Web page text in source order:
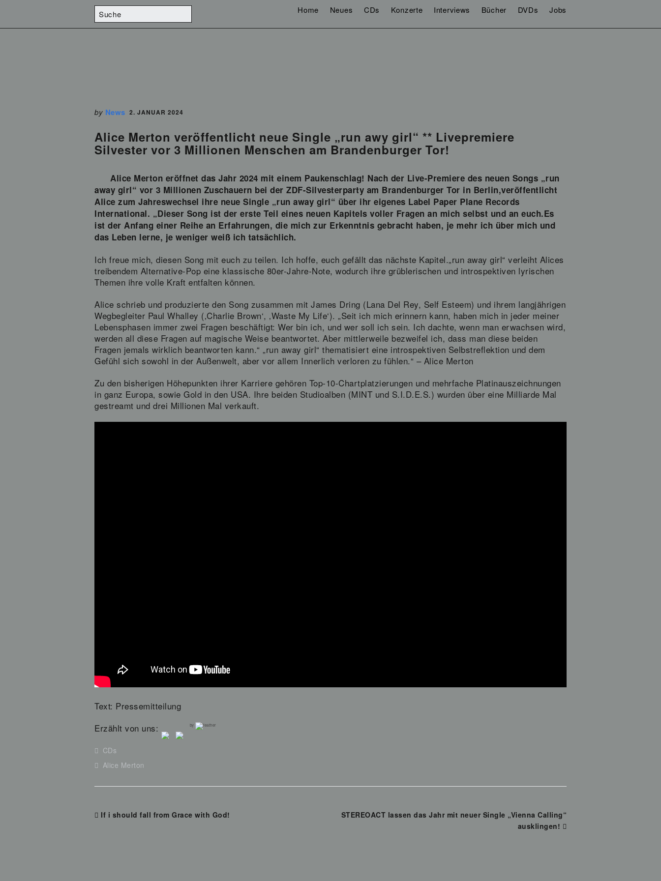
Home Neues CDs Konzerte Interviews Bücher DVDs Jobs
by News 2. JANUAR 2024
Alice Merton veröffentlicht neue Single „run awy girl“ ** Livepremiere
Silvester vor 3 Millionen Menschen am Brandenburger Tor!
Alice Merton eröffnet das Jahr 2024 mit einem Paukenschlag! Nach der Live-Premiere des neuen Songs „run
away girl“ vor 3 Millionen Zuschauern bei der ZDF-Silvesterparty am Brandenburger Tor in Berlin,veröffentlicht
Alice zum Jahreswechsel ihre neue Single „run away girl“ über ihr eigenes Label Paper Plane Records
International. „Dieser Song ist der erste Teil eines neuen Kapitels voller Fragen an mich selbst und an euch.Es
ist der Anfang einer Reihe an Erfahrungen, die mich zur Erkenntnis gebracht haben, je mehr ich über mich und
das Leben lerne, je weniger weiß ich tatsächlich.
Ich freue mich, diesen Song mit euch zu teilen. Ich hoffe, euch gefällt das nächste Kapitel.„run away girl“ verleiht Alices
treibendem Alternative-Pop eine klassische 80er-Jahre-Note, wodurch ihre grüblerischen und introspektiven lyrischen
Themen ihre volle Kraft entfalten können.
Alice schrieb und produzierte den Song zusammen mit James Dring (Lana Del Rey, Self Esteem) und ihrem langjährigen
Wegbegleiter Paul Whalley (‚Charlie Brown‘, ‚Waste My Life‘). „Seit ich mich erinnern kann, haben mich in jeder meiner
Lebensphasen immer zwei Fragen beschäftigt: Wer bin ich, und wer soll ich sein. Ich dachte, wenn man erwachsen wird,
werden all diese Fragen auf magische Weise beantwortet. Aber mittlerweile bezweifel ich, dass man diese beiden
Fragen jemals wirklich beantworten kann.“ „run away girl“ thematisiert eine introspektiven Selbstreflektion und dem
Gefühl sich sowohl in der Außenwelt, aber vor allem Innerlich verloren zu fühlen.“ – Alice Merton
Zu den bisherigen Höhepunkten ihrer Karriere gehören Top-10-Chartplatzierungen und mehrfache Platinauszeichnungen
in ganz Europa, sowie Gold in den USA. Ihre beiden Studioalben (MINT und S.I.D.E.S.) wurden über eine Milliarde Mal
gestreamt und drei Millionen Mal verkauft.
Text: Pressemitteilung
Erzählt von uns:
by
CDs
Alice Merton
If i should fall from Grace with God!
STEREOACT lassen das Jahr mit neuer Single „Vienna Calling“
ausklingen!